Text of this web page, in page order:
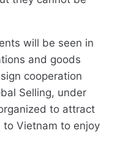
will be seen in
and goods
cooperation
Selling, under
to attract
Vietnam to enjoy